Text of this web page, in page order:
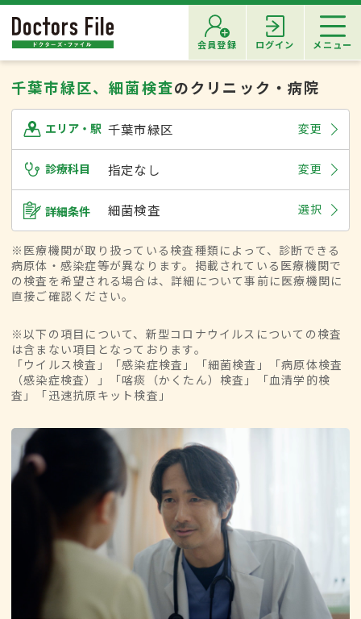
会員登録 ログイン メニュー
千葉市緑区、細菌検査のクリニック・病院
エリア・駅 千葉市緑区 変更
診療科目 指定なし 変更
詳細条件 細菌検査 選択
※医療機関が取り扱っている検査種類によって、診断できる
病原体・感染症等が異なります。掲載されている医療機関で
の検査を希望される場合は、詳細について事前に医療機関に
直接ご確認ください。
※以下の項目について、新型コロナウイルスについての検査
は含まない項目となっております。
「ウイルス検査」「感染症検査」「細菌検査」「病原体検査
（感染症検査）」「喀痰（かくたん）検査」「血清学的検
査」「迅速抗原キット検査」